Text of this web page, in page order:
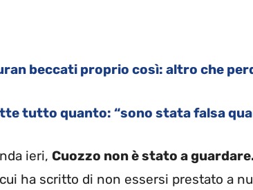
beccati proprio così: altro che
tutto quanto: “sono stata falsa
ieri, Cuozzo non è stato a
ha scritto di non essersi prestato a